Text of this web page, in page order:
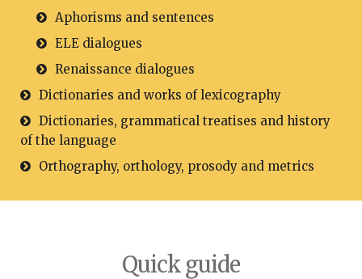
Aphorisms and sentences
ELE dialogues
Renaissance dialogues
Dictionaries and works of lexicography
Dictionaries, grammatical treatises and history
of the language
Orthography, orthology, prosody and metrics
Quick guide